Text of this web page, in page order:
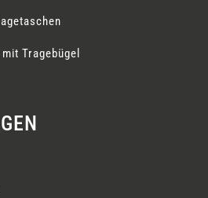
Tragebügel